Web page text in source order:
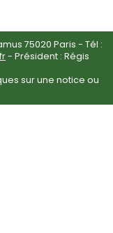
75020 Paris - Tél :
- Président : Régis
sur une notice ou